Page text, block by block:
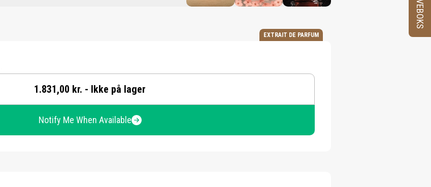
EXTRAIT DE PARFUM
1.831,00 kr. - Ikke på lager
Notify Me When Available